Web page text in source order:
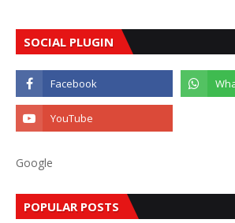
SOCIAL PLUGIN
Google
POPULAR POSTS